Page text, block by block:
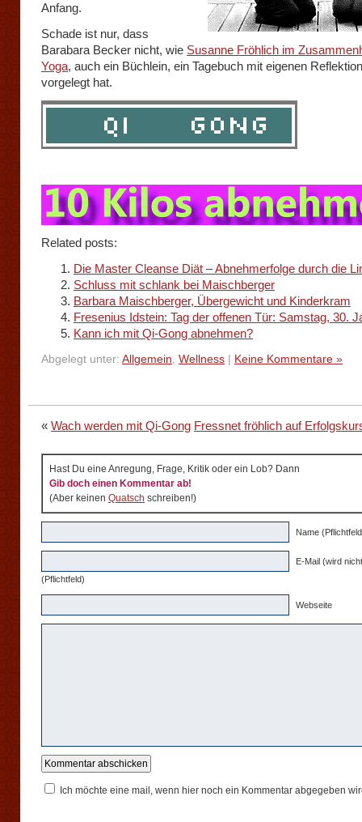
Anfang.
Schade ist nur, dass
Barabara Becker nicht, wie Susanne Fröhlich im
Yoga, auch ein Büchlein, ein Tagebuch mit eigenen
vorgelegt hat.
Related posts:
Die Master Cleanse Diät – Abnehmerfolge durch die
Schluss mit schlank bei Maischberger
Barbara Maischberger, Übergewicht und Kinderkram
Fresenius Idstein: Tag der offenen Tür: Samstag, 30.
Kann ich mit Qi-Gong abnehmen?
Abgelegt unter: Allgemein, Wellness Keine Kommentare »
« Wach werden mit Qi-Gong Fressnet fröhlich auf
Hast Du eine Anregung, Frage, Kritik oder ein Lob? Dann
Gib doch einen Kommentar ab!
(Aber keinen Quatsch schreiben!)
Name
E-Mail (wird
(Pflichtfeld)
Webseite
Ich möchte eine mail, wenn hier noch ein Kommentar abgegeben